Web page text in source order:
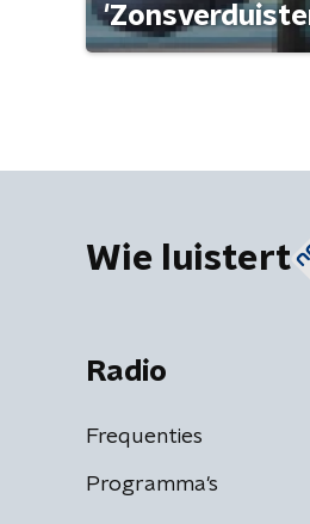
Wie luistert
Radio
Frequenties
Programma's